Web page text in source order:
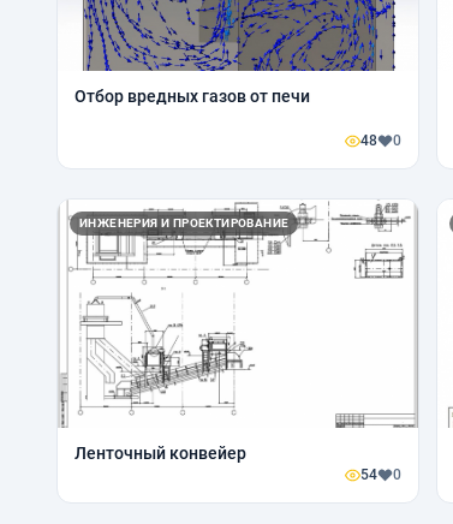
Отбор вредных газов от печи
48 0
ИНЖЕНЕРИЯ И ПРОЕКТИРОВАНИЕ
Ленточный конвейер
54 0